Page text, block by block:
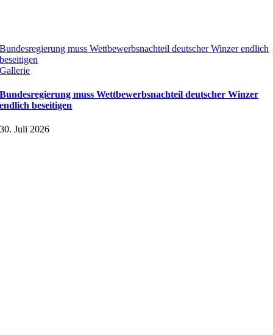
Bundesregierung muss Wettbewerbsnachteil deutscher Winzer endlich
beseitigen
Gallerie
Bundesregierung muss Wettbewerbsnachteil deutscher Winzer
endlich beseitigen
30. Juli 2026